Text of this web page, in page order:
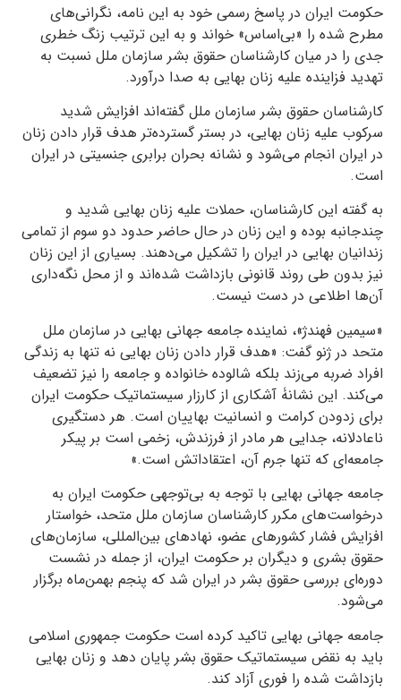
حکومت ایران در پاسخ رسمی خود به این نامه، نگرانی‌های
مطرح‌ شده را «بی‌اساس» خواند و به این ترتیب زنگ خطری
جدی را در میان کارشناسان حقوق بشر سازمان ملل نسبت به
تهدید فزاینده علیه زنان بهایی به صدا درآورد.
کارشناسان حقوق بشر سازمان ملل گفته‌اند افزایش شدید
سرکوب علیه زنان بهایی، در بستر گسترده‌تر هدف قرار دادن زنان
در ایران انجام می‌شود و نشانه بحران برابری جنسیتی در ایران
است.
به گفته این کارشناسان، حملات علیه زنان بهایی شدید و
چندجانبه‌ بوده و این زنان در حال حاضر حدود دو سوم از تمامی
زندانیان بهایی در ایران را تشکیل می‌دهند. بسیاری از این زنان
نیز بدون طی روند قانونی بازداشت شده‌اند و از محل نگه‌داری
آن‌ها اطلاعی در دست نیست.
«سیمین فهندژ»، نماینده جامعه جهانی بهایی در سازمان ملل
متحد در ژنو گفت: «هدف قرار دادن زنان بهایی نه تنها به زندگی
افراد ضربه می‌زند بلکه شالوده خانواده و جامعه را نیز تضعیف
می‌کند. این نشانۀ آشکاری از کارزار سیستماتیک حکومت ایران
برای زدودن کرامت و انسانیت بهاییان است. هر دستگیری
ناعادلانه، جدایی هر مادر از فرزندش، زخمی است بر پیکر
جامعه‌ای که تنها جرم آن، اعتقاداتش است.»
جامعه جهانی بهایی با توجه به بی‌توجهی حکومت ایران به
درخواست‌های مکرر کارشناسان سازمان ملل متحد، خواستار
افزایش فشار کشورهای عضو، نهادهای بین‌المللی، سازمان‌های
حقوق بشری و دیگران بر حکومت ایران، از جمله در نشست
دوره‌ای بررسی حقوق بشر در ایران شد که پنجم بهمن‌ماه برگزار
می‌شود.
جامعه جهانی بهایی تاکید کرده است حکومت جمهوری اسلامی
باید به نقض سیستماتیک حقوق بشر پایان دهد و زنان بهایی
بازداشت شده را فوری آزاد کند.